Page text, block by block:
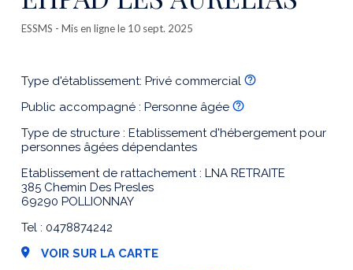
ESSMS - Mis en ligne le 10 sept. 2025
Type d'établissement: Privé commercial
Public accompagné : Personne âgée
Type de structure : Etablissement d'hébergement pour
personnes âgées dépendantes
Etablissement de rattachement : LNA RETRAITE
385 Chemin Des Presles
69290 POLLIONNAY
Tel : 0478874242
VOIR SUR LA CARTE